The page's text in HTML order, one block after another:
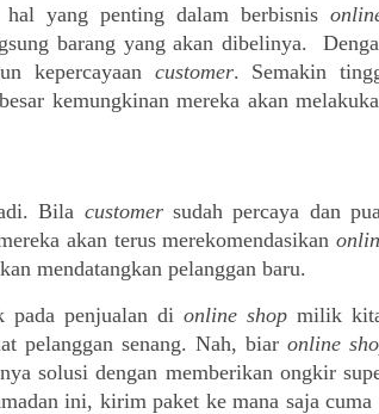
hal yang penting dalam berbisnis
barang yang akan dibelinya.
kepercayaan customer. Semakin
Bila customer sudah percaya dan
akan terus merekomendasikan
mendatangkan pelanggan baru.
pada penjualan di online shop milik
pelanggan senang. Nah, biar online
solusi dengan memberikan ongkir
ini, kirim paket ke mana saja cuma